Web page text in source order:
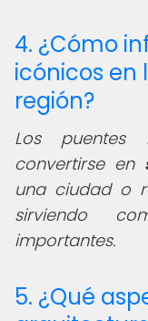
4. ¿Cómo
icónicos en
región?
Los puentes
convertirse en
una ciudad o
sirviendo
importantes.
5. ¿Qué